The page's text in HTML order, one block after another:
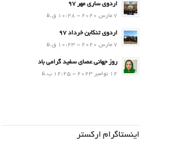
اردوی ساری مهر 97
7 مارس 2020 - 10:28 ق.ظ
اردوی تنکابن خرداد 97
7 مارس 2020 - 10:23 ق.ظ
روز جهانی عصای سفید گرامی باد
12 نوامبر 2023 - 12:25 ب.ظ
اینستاگرام ارکستر